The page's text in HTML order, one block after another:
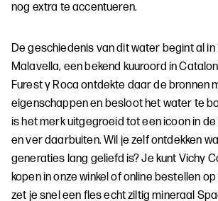
nog extra te accentueren.
De geschiedenis van dit water begint al in
Malavella, een bekend kuuroord in
Furest y Roca ontdekte daar de bronnen
eigenschappen en besloot het water te
is het merk uitgegroeid tot een icoon in
en ver daarbuiten. Wil je zelf ontdekken
generaties lang geliefd is? Je kunt Vichy
kopen in onze winkel of online bestellen
zet je snel een fles echt ziltig mineraal